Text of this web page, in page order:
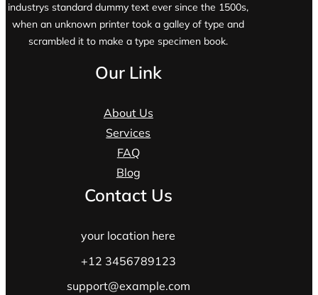
industrys standard dummy text ever since the 1500s,
when an unknown printer took a galley of type and
scrambled it to make a type specimen book.
Our Link
About Us
Services
FAQ
Blog
Contact Us
your location here
+12 3456789123
support@example.com